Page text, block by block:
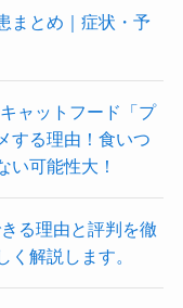
まとめ｜症状・予
ャットフード「プ
する理由！食いつ
い可能性大！
る理由と評判を徹
解説します。